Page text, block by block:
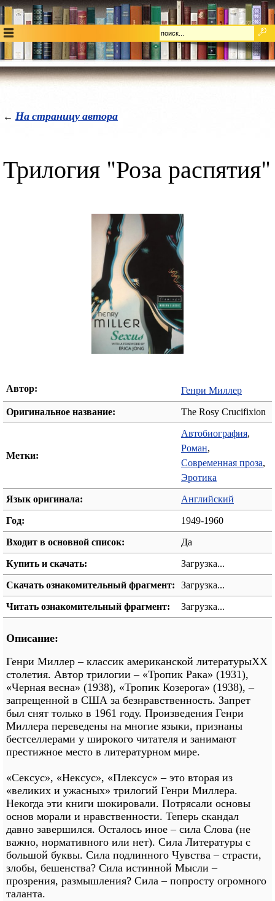
← На страницу автора
Трилогия "Роза распятия"
Автор: Генри Миллер
Оригинальное название: The Rosy Crucifixion
Метки:
Автобиография,
Роман,
Современная проза,
Эротика
Язык оригинала: Английский
Год: 1949-1960
Входит в основной список: Да
Купить и скачать: Загрузка...
Скачать ознакомительный фрагмент: Загрузка...
Читать ознакомительный фрагмент: Загрузка...
Описание:
Генри Миллер – классик американской литературыXX
столетия. Автор трилогии – «Тропик Рака» (1931),
«Черная весна» (1938), «Тропик Козерога» (1938), –
запрещенной в США за безнравственность. Запрет
был снят только в 1961 году. Произведения Генри
Миллера переведены на многие языки, признаны
бестселлерами у широкого читателя и занимают
престижное место в литературном мире.
«Сексус», «Нексус», «Плексус» – это вторая из
«великих и ужасных» трилогий Генри Миллера.
Некогда эти книги шокировали. Потрясали основы
основ морали и нравственности. Теперь скандал
давно завершился. Осталось иное – сила Слова (не
важно, нормативного или нет). Сила Литературы с
большой буквы. Сила подлинного Чувства – страсти,
злобы, бешенства? Сила истинной Мысли –
прозрения, размышления? Сила – попросту огромного
таланта.